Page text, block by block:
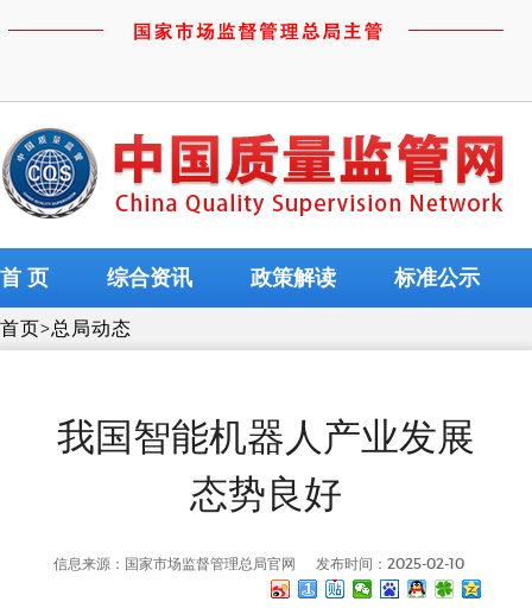
首 页 综合资讯 政策解读 标准公示
首页>总局动态
我国智能机器人产业发展
态势良好
信息来源：国家市场监督管理总局官网 发布时间：2025-02-10